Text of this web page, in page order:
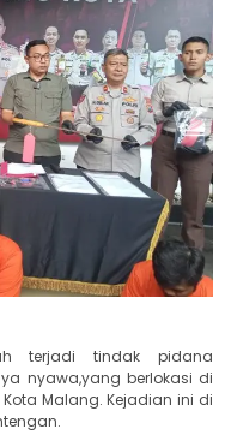
terjadi tindak pidana
nyawa,yang berlokasi di
Malang. Kejadian ini di